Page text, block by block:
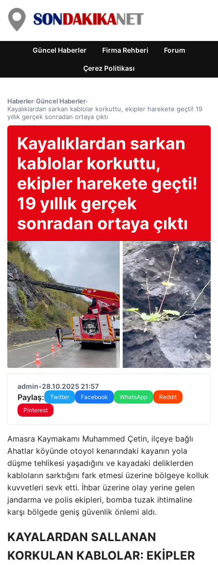
Güncel Haberler Firma Rehberi Forum
Çerez Politikası
Haberler›Güncel Haberler›
Kayalıklardan sarkan kablolar korkuttu, ekipler harekete geçti! 19
yıllık gerçek sonradan ortaya çıktı
Kayalıklardan sarkan
kablolar korkuttu,
ekipler harekete geçti!
19 yıllık gerçek
sonradan ortaya çıktı
admin•28.10.2025 21:57
Paylaş: Twitter Facebook WhatsApp
Reddit
Pinterest
Amasra Kaymakamı Muhammed Çetin, ilçeye bağlı
Ahatlar köyünde otoyol kenarındaki kayanın yola
düşme tehlikesi yaşadığını ve kayadaki deliklerden
kabloların sarktığını fark etmesi üzerine bölgeye kolluk
kuvvetleri sevk etti. İhbar üzerine olay yerine gelen
jandarma ve polis ekipleri, bomba tuzak ihtimaline
karşı bölgede geniş güvenlik önlemi aldı.
KAYALARDAN SALLANAN
KORKULAN KABLOLAR: EKİPLER